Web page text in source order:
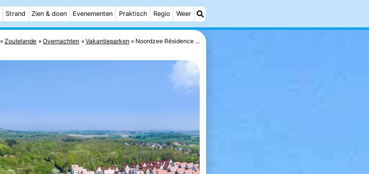
Strand Zien & doen Evenementen Praktisch Regio Weer
Zoutelande Overnachten Vakantieparken Noordzee Résidence ...